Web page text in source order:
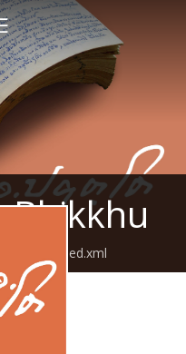
Bhikkhu
feed.xml